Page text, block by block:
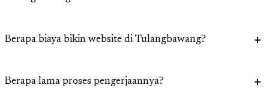
Berapa biaya bikin website di Tulangbawang?
Berapa lama proses pengerjaannya?